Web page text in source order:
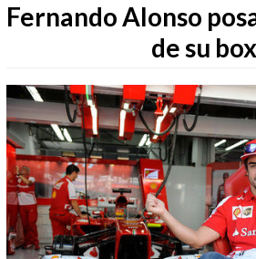
Fernando Alonso
de su box